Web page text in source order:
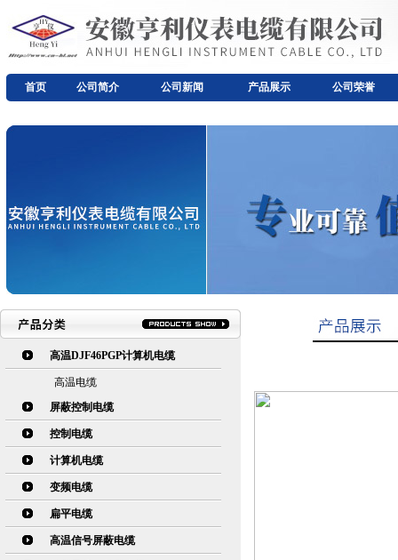
首页 公司简介 公司新闻 产品展示 公司荣誉
高温DJF46PGP计算机电缆
高温电缆
屏蔽控制电缆
控制电缆
计算机电缆
变频电缆
扁平电缆
高温信号屏蔽电缆